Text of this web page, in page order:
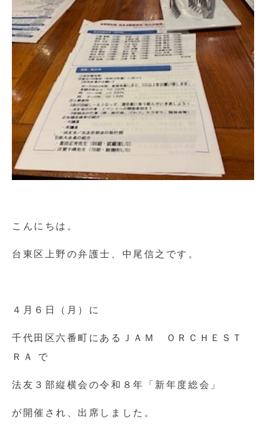
こんにちは。
台東区上野の弁護士、中尾信之です。
４月６日（月）に
千代田区六番町にあるＪＡＭ ＯＲＣＨＥＳＴ
ＲＡ で
法友３部縦横会の令和８年「新年度総会」
が開催され、出席しました。